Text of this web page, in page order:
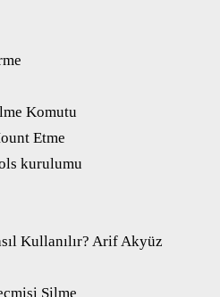
Komutu
Etme
kurulumu
Kullanılır? Arif Akyüz
Silme